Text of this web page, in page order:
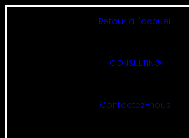
Retour à l'accueil
CONSULTING
Contactez-nous